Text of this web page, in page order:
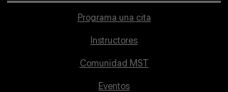
Programa una cita
Instructores
Comunidad MST
Eventos